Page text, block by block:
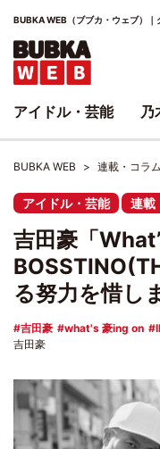
BUBKA WEB（ブブカ・ウェブ）
BUBKA WEB 連載・コラ
アイドル・芸能 連載
吉田豪「
る努力を惜し
吉田豪 what's 豪ing on
吉田豪
アイドル・芸能 乃